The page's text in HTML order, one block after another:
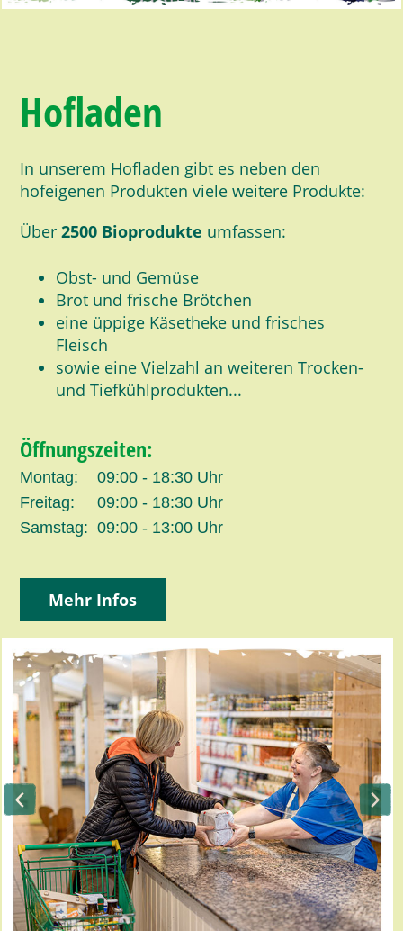
Hofladen
In unserem Hofladen gibt es neben den
hofeigenen Produkten viele weitere Produkte:
Über2500 Bioprodukte umfassen:
Obst- und Gemüse
Brot und frische Brötchen
eine üppige Käsetheke und frisches
Fleisch
sowie eine Vielzahl an weiteren Trocken-
und Tiefkühlprodukten...
Öffnungszeiten:
Montag:
09:00 - 18:30 Uhr
Freitag:
09:00 - 18:30 Uhr
Samstag: 09:00 - 13:00 Uhr
Mehr Infos